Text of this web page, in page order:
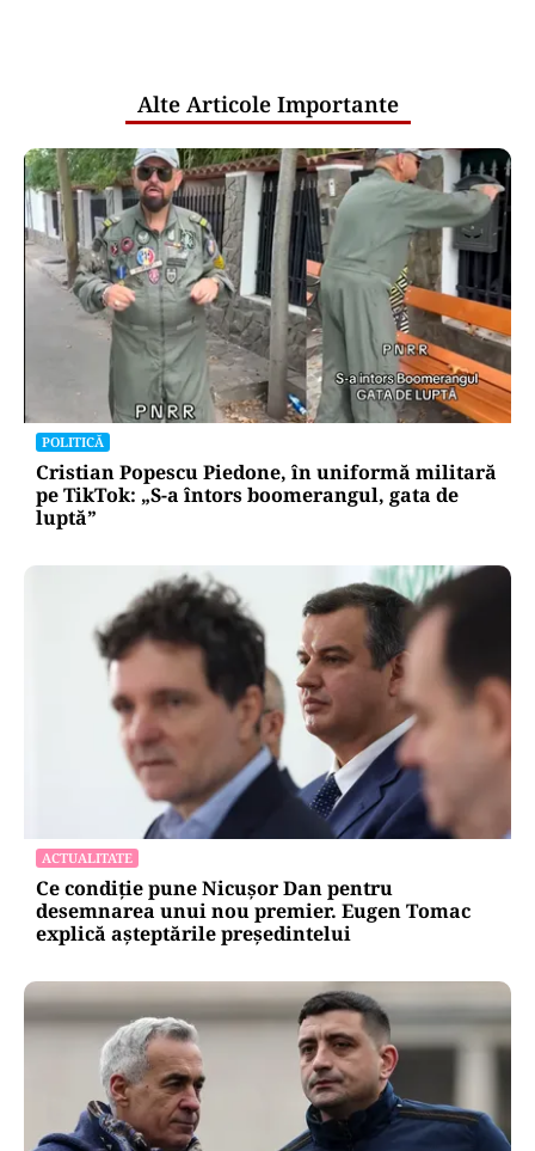
Alte Articole Importante
POLITICĂ
Cristian Popescu Piedone, în uniformă militară
pe TikTok: „S-a întors boomerangul, gata de
luptă”
ACTUALITATE
Ce condiție pune Nicușor Dan pentru
desemnarea unui nou premier. Eugen Tomac
explică așteptările președintelui